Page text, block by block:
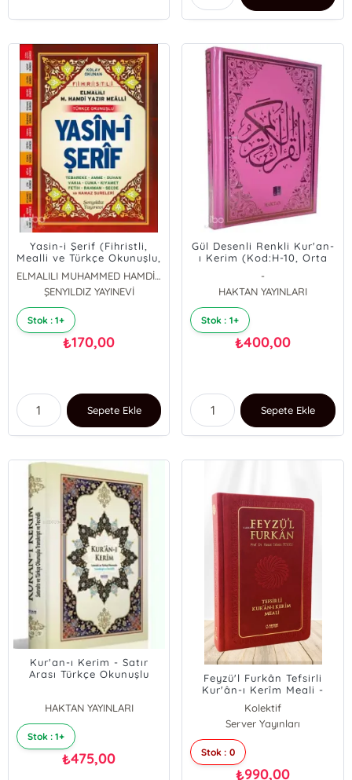
Yasin-i Şerif (Fihristli,
Mealli ve Türkçe Okunuşlu,
ELMALILI MUHAMMED HAMDİ YAZIR
ŞENYILDIZ YAYINEVİ
Stok : 1+
₺170,00
Sepete Ekle
Gül Desenli Renkli Kur'an-
ı Kerim (Kod:H-10, Orta
-
HAKTAN YAYINLARI
Stok : 1+
₺400,00
Sepete Ekle
Kur'an-ı Kerim - Satır
Arası Türkçe Okunuşlu
HAKTAN YAYINLARI
Stok : 1+
₺475,00
Feyzü'l Furkân Tefsirli
Kur'ân-ı Kerîm Meali -
Orta Boy - Ciltli - Bordo
Kolektif
Server Yayınları
Stok : 0
₺990,00